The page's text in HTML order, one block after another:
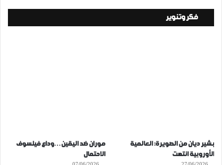
فكر وتنوير
بشير ديان من الصويرة: العالمية
الأوروبية انتهت
موران ضد اليقين…وداع فيلسوف
الاحتمال